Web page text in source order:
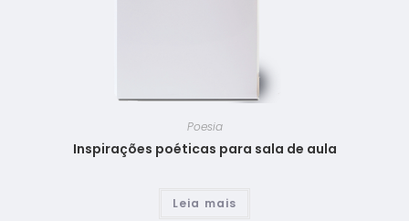
Poesia
Inspirações poéticas para sala de aula
Leia mais